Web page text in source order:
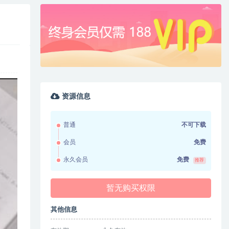
资源信息
普通 不可下载
会员 免费
永久会员 免费 推荐
暂无购买权限
其他信息